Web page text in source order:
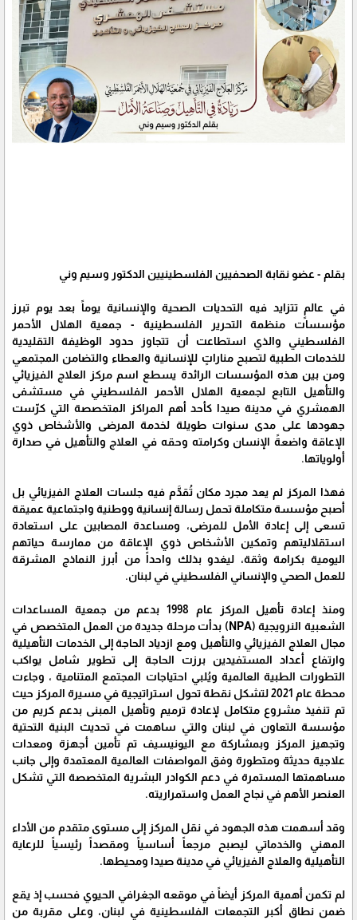
بقلم - عضو نقابة الصحفيين الفلسطينيين الدكتور وسيم وني
في عالمٍ تتزايد فيه التحديات الصحية والإنسانية يوماً بعد يوم تبرز
مؤسسات منظمة التحرير الفلسطينية - جمعية الهلال الأحمر
الفلسطيني والذي استطاعت أن تتجاوز حدود الوظيفة التقليدية
للخدمات الطبية لتصبح مناراتٍ للإنسانية والعطاء والتضامن المجتمعي
ومن بين هذه المؤسسات الرائدة يسطع اسم مركز العلاج الفيزيائي
والتأهيل التابع لجمعية الهلال الأحمر الفلسطيني في مستشفى
الهمشري في مدينة صيدا كأحد أهم المراكز المتخصصة التي كرّست
جهودها على مدى سنوات طويلة لخدمة المرضى والأشخاص ذوي
الإعاقة واضعةً الإنسان وكرامته وحقه في العلاج والتأهيل في صدارة
أولوياتها.
فهذا المركز لم يعد مجرد مكان تُقدَّم فيه جلسات العلاج الفيزيائي بل
أصبح مؤسسة متكاملة تحمل رسالة إنسانية ووطنية واجتماعية عميقة
تسعى إلى إعادة الأمل للمرضى، ومساعدة المصابين على استعادة
استقلاليتهم وتمكين الأشخاص ذوي الإعاقة من ممارسة حياتهم
اليومية بكرامة وثقة، ليغدو بذلك واحداً من أبرز النماذج المشرقة
للعمل الصحي والإنساني الفلسطيني في لبنان.
ومنذ إعادة تأهيل المركز عام 1998 بدعم من جمعية المساعدات
الشعبية النرويجية (NPA) بدأت مرحلة جديدة من العمل المتخصص في
مجال العلاج الفيزيائي والتأهيل ومع ازدياد الحاجة إلى الخدمات التأهيلية
وارتفاع أعداد المستفيدين برزت الحاجة إلى تطوير شامل يواكب
التطورات الطبية العالمية ويُلبي احتياجات المجتمع المتنامية ، وجاءت
محطة عام 2021 لتشكل نقطة تحول استراتيجية في مسيرة المركز حيث
تم تنفيذ مشروع متكامل لإعادة ترميم وتأهيل المبنى بدعم كريم من
مؤسسة التعاون في لبنان والتي ساهمت في تحديث البنية التحتية
وتجهيز المركز وبمشاركة مع اليونيسيف تم تأمين أجهزة ومعدات
علاجية حديثة ومتطورة وفق المواصفات العالمية المعتمدة وإلى جانب
مساهمتها المستمرة في دعم الكوادر البشرية المتخصصة التي تشكل
العنصر الأهم في نجاح العمل واستمراريته.
وقد أسهمت هذه الجهود في نقل المركز إلى مستوى متقدم من الأداء
المهني والخدماتي ليصبح مرجعاً أساسياً ومقصداً رئيسياً للرعاية
التأهيلية والعلاج الفيزيائي في مدينة صيدا ومحيطها.
لم تكمن أهمية المركز أيضاً في موقعه الجغرافي الحيوي فحسب إذ يقع
ضمن نطاق أكبر التجمعات الفلسطينية في لبنان، وعلى مقربة من